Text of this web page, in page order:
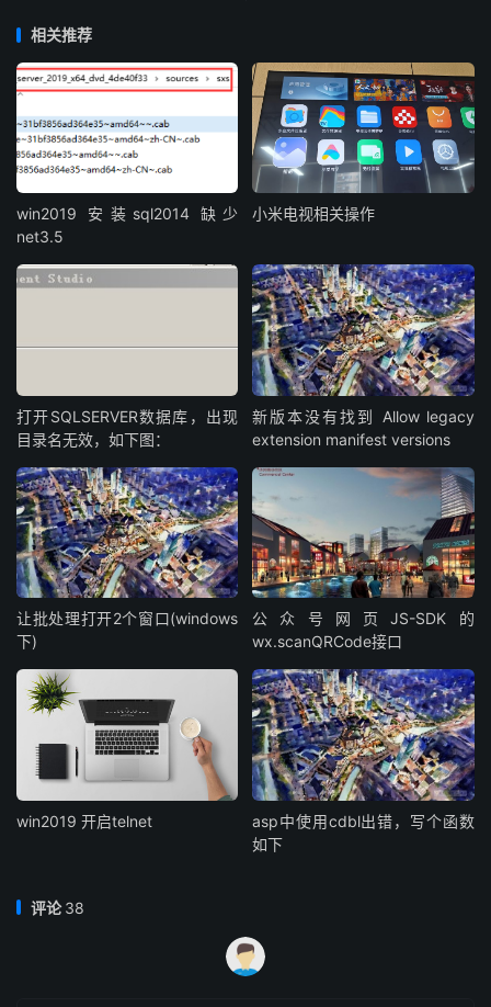
相关推荐
win2019 安装sql2014 缺少
net3.5
小米电视相关操作
打开SQLSERVER数据库，出现
目录名无效，如下图：
新版本没有找到 Allow legacy
extension manifest versions
让批处理打开2个窗口(windows
下)
公众号网页JS-SDK的
wx.scanQRCode接口
win2019 开启telnet
asp中使用cdbl出错，写个函数
如下
评论38